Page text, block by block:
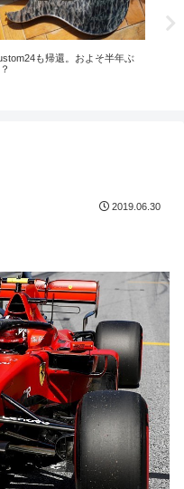
も帰還。およそ半年ぶ
2019.06.30